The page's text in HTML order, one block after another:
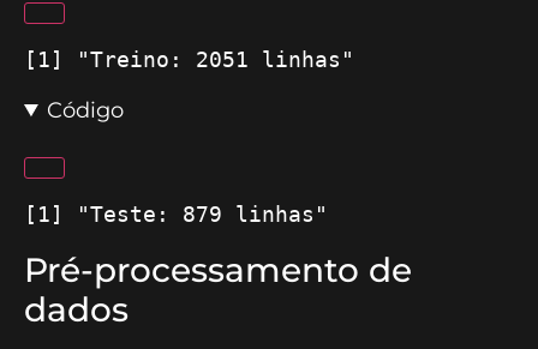
[1] "Treino: 2051 linhas"
Código
[1] "Teste: 879 linhas"
Pré-processamento de
dados